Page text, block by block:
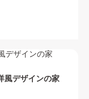
風デザインの家